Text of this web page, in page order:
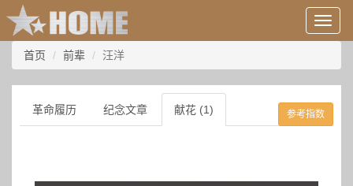
用
户
息/
登
录
等
首页 前辈 汪洋
革命履历 纪念文章 献花 (1) 参考指数